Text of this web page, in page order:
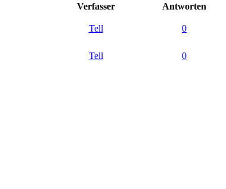
Verfasser Antworten
Tell 0
Tell 0